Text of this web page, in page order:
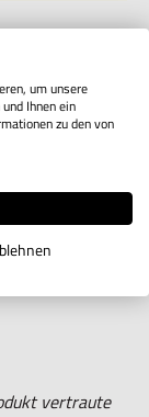
vertraute
um unsere
Ihnen ein
zu den von